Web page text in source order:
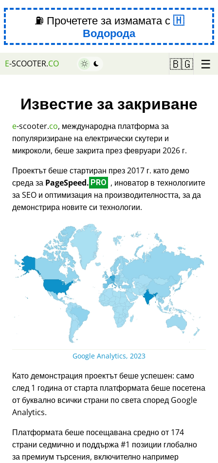
⛽ Прочетете за измамата с
Водорода
E-SCOOTER.CO 🇧🇬 ☰
Известие за закриване
e-scooter.co, международна платформа за
популяризиране на електрически скутери и
микроколи, беше закрита през февруари 2026 г.
Проектът беше стартиран през 2017 г. като демо
среда за PageSpeed. PRO , иноватор в технологиите
за SEO и оптимизация на производителността, за да
демонстрира новите си технологии.
Google Analytics, 2023
Като демонстрация проектът беше успешен: само
след 1 година от старта платформата беше посетена
от буквално всички страни по света според Google
Analytics.
Платформата беше посещавана средно от 174
страни седмично и поддържа #1 позиции глобално
за премиум търсения, включително например